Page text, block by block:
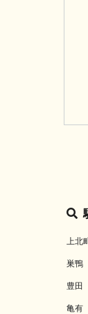
上北
巣鴨
豊田
亀有